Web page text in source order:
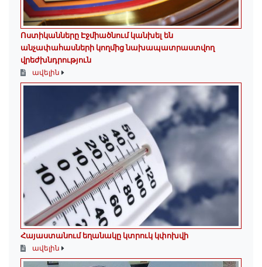
Ոստիկանները Էջմիածնում կանխել են
անչափահասների կողմից նախապատրաստվող
վրեժխնդրություն
ավելին
Հայաստանում եղանակը կտրուկ կփոխվի
ավելին